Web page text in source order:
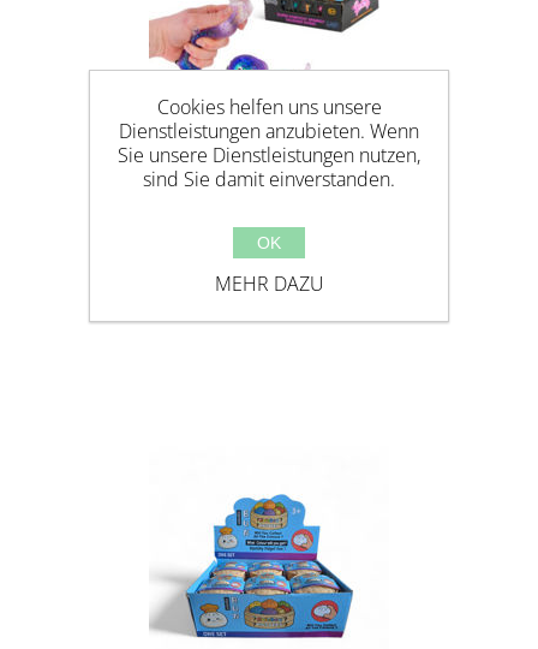
QUETSCH DACKEL, MALTOSE
FÜLLUNG - SCRUNCHEMS SUGAR
SAUSAGE DOG - MALTOSE / SLOW
Cookies helfen uns unsere
Dienstleistungen anzubieten. Wenn
Sie unsere Dienstleistungen nutzen,
sind Sie damit einverstanden.
OK
MEHR DAZU